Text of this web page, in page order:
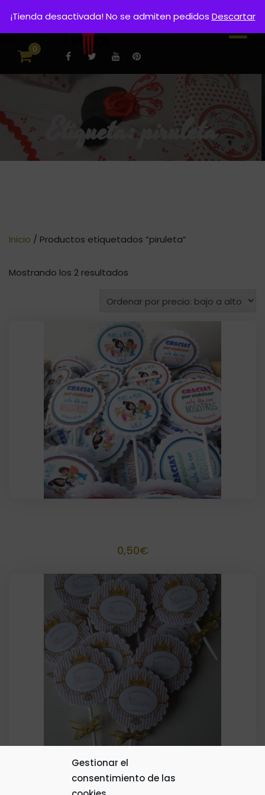
Gestionar el
consentimiento de las
0
Etiqueta:piruleta
Inicio / Productos etiquetados “piruleta”
Mostrando los 2 resultados
precio:
a
alto
0,50€
Piruleta Personalizada lacito
¡Tienda desactivada! No se admiten pedidos Descartar